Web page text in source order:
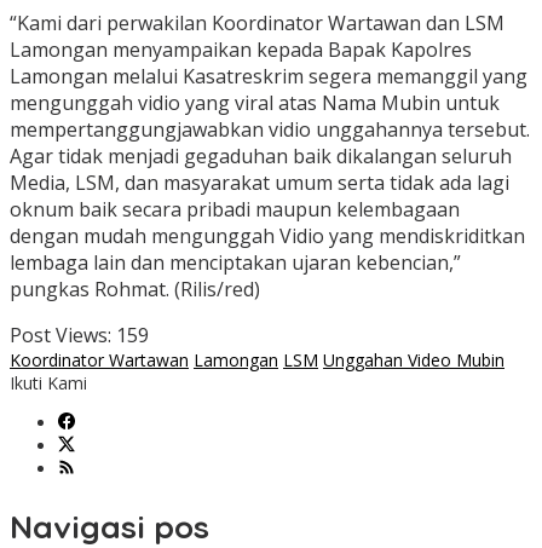
“Kami dari perwakilan Koordinator Wartawan dan LSM
Lamongan menyampaikan kepada Bapak Kapolres
Lamongan melalui Kasatreskrim segera memanggil yang
mengunggah vidio yang viral atas Nama Mubin untuk
mempertanggungjawabkan vidio unggahannya tersebut.
Agar tidak menjadi gegaduhan baik dikalangan seluruh
Media, LSM, dan masyarakat umum serta tidak ada lagi
oknum baik secara pribadi maupun kelembagaan
dengan mudah mengunggah Vidio yang mendiskriditkan
lembaga lain dan menciptakan ujaran kebencian,”
pungkas Rohmat. (Rilis/red)
Post Views: 159
Koordinator Wartawan Lamongan LSM Unggahan Video Mubin
Ikuti Kami
Navigasi pos